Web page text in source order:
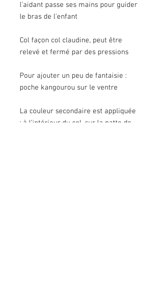
l'aidant passe ses mains pour guider
le bras de l'enfant
Col façon col claudine, peut être
relevé et fermé par des pressions
Pour ajouter un peu de fantaisie :
poche kangourou sur le ventre
La couleur secondaire est appliquée
: à l'intérieur du col, sur la patte de